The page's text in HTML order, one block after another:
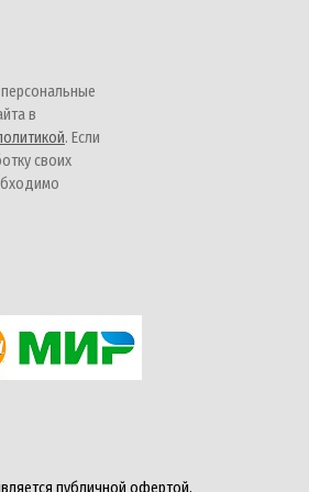
в
. Если
своих
публичной офертой,